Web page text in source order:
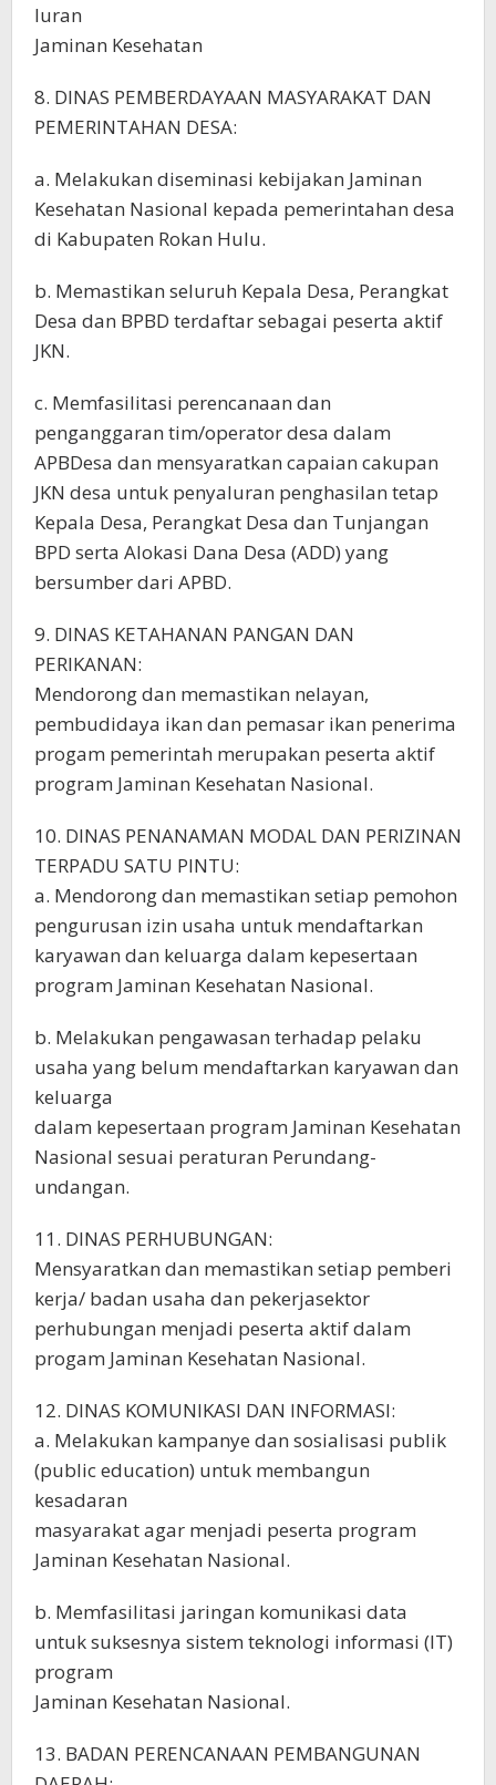
Iuran
Jaminan Kesehatan
8. DINAS PEMBERDAYAAN MASYARAKAT DAN
PEMERINTAHAN DESA:
a. Melakukan diseminasi kebijakan Jaminan
Kesehatan Nasional kepada pemerintahan desa
di Kabupaten Rokan Hulu.
b. Memastikan seluruh Kepala Desa, Perangkat
Desa dan BPBD terdaftar sebagai peserta aktif
JKN.
c. Memfasilitasi perencanaan dan
penganggaran tim/operator desa dalam
APBDesa dan mensyaratkan capaian cakupan
JKN desa untuk penyaluran penghasilan tetap
Kepala Desa, Perangkat Desa dan Tunjangan
BPD serta Alokasi Dana Desa (ADD) yang
bersumber dari APBD.
9. DINAS KETAHANAN PANGAN DAN
PERIKANAN:
Mendorong dan memastikan nelayan,
pembudidaya ikan dan pemasar ikan penerima
progam pemerintah merupakan peserta aktif
program Jaminan Kesehatan Nasional.
10. DINAS PENANAMAN MODAL DAN PERIZINAN
TERPADU SATU PINTU:
a. Mendorong dan memastikan setiap pemohon
pengurusan izin usaha untuk mendaftarkan
karyawan dan keluarga dalam kepesertaan
program Jaminan Kesehatan Nasional.
b. Melakukan pengawasan terhadap pelaku
usaha yang belum mendaftarkan karyawan dan
keluarga
dalam kepesertaan program Jaminan Kesehatan
Nasional sesuai peraturan Perundang-
undangan.
11. DINAS PERHUBUNGAN:
Mensyaratkan dan memastikan setiap pemberi
kerja/ badan usaha dan pekerjasektor
perhubungan menjadi peserta aktif dalam
progam Jaminan Kesehatan Nasional.
12. DINAS KOMUNIKASI DAN INFORMASI:
a. Melakukan kampanye dan sosialisasi publik
(public education) untuk membangun
kesadaran
masyarakat agar menjadi peserta program
Jaminan Kesehatan Nasional.
b. Memfasilitasi jaringan komunikasi data
untuk suksesnya sistem teknologi informasi (IT)
program
Jaminan Kesehatan Nasional.
13. BADAN PERENCANAAN PEMBANGUNAN